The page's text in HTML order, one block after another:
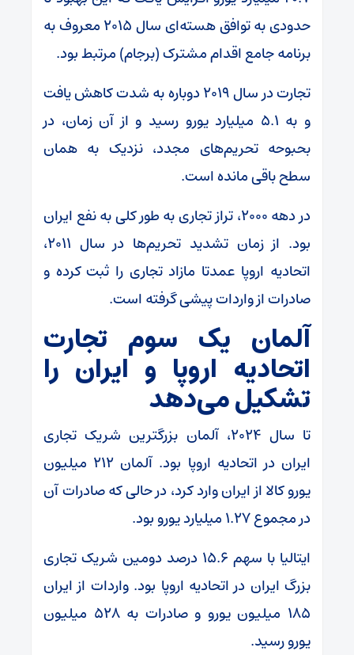
حدودی به توافق هسته‌ای سال ۲۰۱۵ معروف به
برنامه جامع اقدام مشترک (برجام) مرتبط بود.
تجارت در سال ۲۰۱۹ دوباره به شدت کاهش یافت
و به ۵.۱ میلیارد یورو رسید و از آن زمان، در
بحبوحه تحریم‌های مجدد، نزدیک به همان
سطح باقی مانده است.
در دهه ۲۰۰۰، تراز تجاری به طور کلی به نفع ایران
بود. از زمان تشدید تحریم‌ها در سال ۲۰۱۱،
اتحادیه اروپا عمدتا مازاد تجاری را ثبت کرده و
صادرات از واردات پیشی گرفته است.
آلمان یک سوم تجارت
اتحادیه اروپا و ایران را
تشکیل می‌دهد
تا سال ۲۰۲۴، آلمان بزرگترین شریک تجاری
ایران در اتحادیه اروپا بود. آلمان ۲۱۲ میلیون
یورو کالا از ایران وارد کرد، در حالی که صادرات آن
در مجموع ۱.۲۷ میلیارد یورو بود.
ایتالیا با سهم ۱۵.۶ درصد دومین شریک تجاری
بزرگ ایران در اتحادیه اروپا بود. واردات از ایران
۱۸۵ میلیون یورو و صادرات به ۵۲۸ میلیون
یورو رسید.